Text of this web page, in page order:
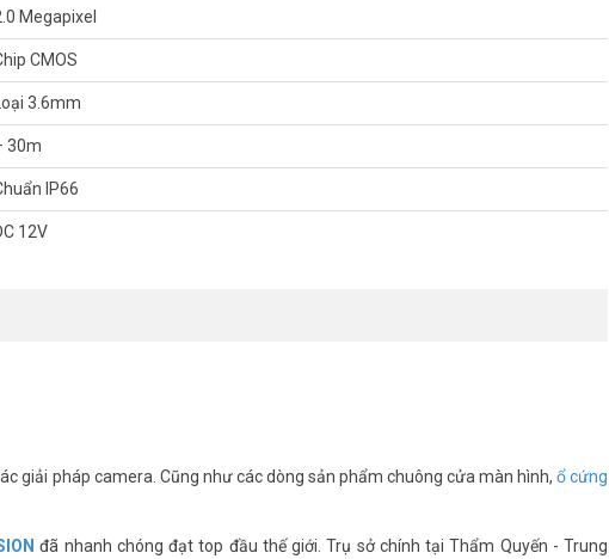
IW
ngoài trời
IR
Megapixel
CMOS
3.6mm
30m
IP66
12V
giải pháp camera. Cũng như các dòng sản phẩm chuông cửa màn hình, ổ cứng
đã nhanh chóng đạt top đầu thế giới. Trụ sở chính tại Thẩm Quyến - Trung